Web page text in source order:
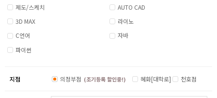
제도/스케치
AUTO CAD
3D MAX
라이노
C언어
자바
파이썬
지점 의정부점 (조기등록 할인중!) 혜화[대학로] 천호점